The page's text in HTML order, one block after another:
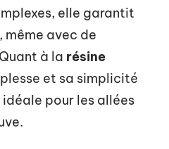
elle garantit
avec de
à la résine
et sa simplicité
pour les allées